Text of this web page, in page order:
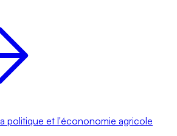
politique et l'écononomie agricole